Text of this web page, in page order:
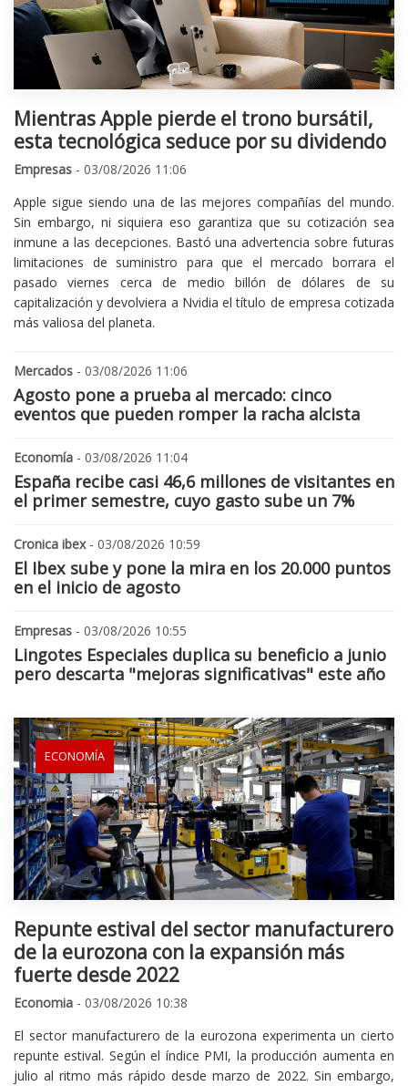
Mientras Apple pierde el trono bursátil,
esta tecnológica seduce por su dividendo
Empresas - 03/08/2026 11:06
Apple sigue siendo una de las mejores compañías del mundo.
Sin embargo, ni siquiera eso garantiza que su cotización sea
inmune a las decepciones. Bastó una advertencia sobre futuras
limitaciones de suministro para que el mercado borrara el
pasado viernes cerca de medio billón de dólares de su
capitalización y devolviera a Nvidia el título de empresa cotizada
más valiosa del planeta.
Mercados - 03/08/2026 11:06
Agosto pone a prueba al mercado: cinco
eventos que pueden romper la racha alcista
Economía - 03/08/2026 11:04
España recibe casi 46,6 millones de visitantes en
el primer semestre, cuyo gasto sube un 7%
Cronica ibex- 03/08/2026 10:59
El Ibex sube y pone la mira en los 20.000 puntos
en el inicio de agosto
Empresas - 03/08/2026 10:55
Lingotes Especiales duplica su beneficio a junio
pero descarta "mejoras significativas" este año
ECONOMÍA
Repunte estival del sector manufacturero
de la eurozona con la expansión más
fuerte desde 2022
Economia - 03/08/2026 10:38
El sector manufacturero de la eurozona experimenta un cierto
repunte estival. Según el índice PMI, la producción aumenta en
julio al ritmo más rápido desde marzo de 2022. Sin embargo,